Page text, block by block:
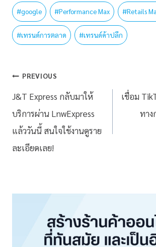
#google #Performance Max #Retails
#เทรนด์การตลาด #เทรนด์ค้าปลีก
PREVIOUS
J&T Express กลับมาให้
บริการผ่าน LnwExpress
แล้ววันนี้ สนใจใช้งานดูราย
ละเอียดเลย!
เชื่อม
ทาง